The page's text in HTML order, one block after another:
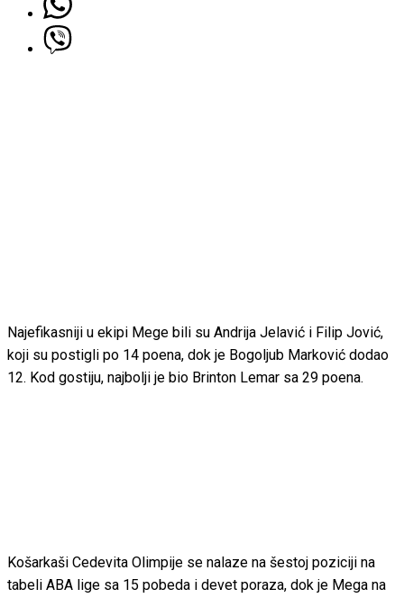
Najefikasniji u ekipi Mege bili su Andrija Jelavić i Filip Jović,
koji su postigli po 14 poena, dok je Bogoljub Marković dodao
12. Kod gostiju, najbolji je bio Brinton Lemar sa 29 poena.
Košarkaši Cedevita Olimpije se nalaze na šestoj poziciji na
tabeli ABA lige sa 15 pobeda i devet poraza, dok je Mega na